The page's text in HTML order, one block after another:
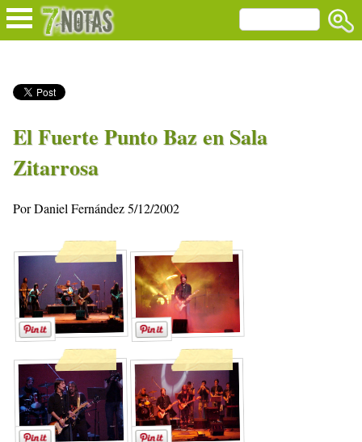
El Fuerte Punto Baz en Sala
Zitarrosa
Por Daniel Fernández 5/12/2002